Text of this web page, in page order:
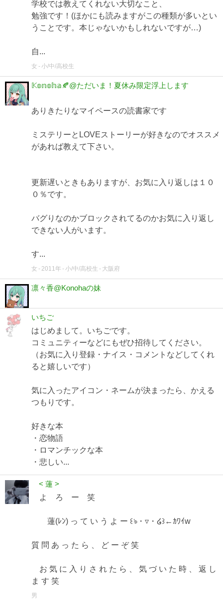
学校では教えてくれない大切なこと、
勉強です！(ほかにも読みますがこの種類が多いとい
うことです。本じゃないかもしれないですが…)
自...
女 小/中/高校生
𝕂𝕠𝕟𝕠𝕙𝕒🍂@ただいま！夏休み限定浮上します
ありきたりなマイペースの読書家です
ミステリーとLOVEストーリーが好きなのでオススメ
があれば教えて下さい。
更新遅いときもありますが、お気に入り返しは１０
０％です。
バグりなのかブロックされてるのかお気に入り返し
できない人がいます。
す...
女 2011年 小/中/高校生 大阪府
凛々香@Konohaの妹
いちご
はじめまして。いちごです。
コミュニティーなどにもぜひ招待してください。
（お気に入り登録・ナイス・コメントなどしてくれ
ると嬉しいです）
気に入ったアイコン・ネームが決まったら、かえる
つもりです。
好きな本
・恋物語
・ロマンチックな本
・悲しい...
< 蓮 >
よ ろ ー 笑
蓮(ﾚﾝ) っ て い う よ ー ꒰ঌ・▿・໒꒱←ｶﾜｲw
質 問 あ っ た ら 、 ど ー ぞ 笑
お 気 に 入 り さ れ た ら 、 気 づ い た 時 、 返 し
ま す 笑
男